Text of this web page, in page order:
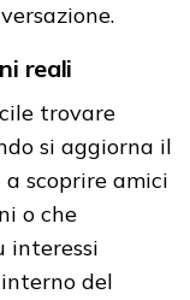
reali
trovare
si aggiorna il
scoprire amici
o che
interessi
del